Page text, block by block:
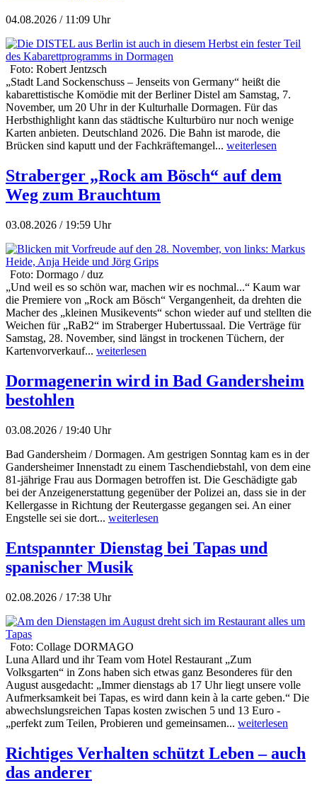
04.08.2026 / 11:09 Uhr
Foto: Robert Jentzsch
„Stadt Land Sockenschuss – Jenseits von Germany“ heißt die
kabarettistische Komödie mit der Berliner Distel am Samstag, 7.
November, um 20 Uhr in der Kulturhalle Dormagen. Für das
Herbsthighlight kann das städtische Kulturbüro nur noch wenige
Karten anbieten. Deutschland 2026. Die Bahn ist marode, die
Brücken sind kaputt und der Fachkräftemangel... weiterlesen
Straberger „Rock am Bösch“ auf dem
Weg zum Brauchtum
03.08.2026 / 19:59 Uhr
Foto: Dormago / duz
„Und weil es so schön war, machen wir es nochmal...“ Kaum war
die Premiere von „Rock am Bösch“ Vergangenheit, da drehten die
Macher des „kleinen Musikevents“ schon wieder auf und stellten die
Weichen für „RaB2“ im Straberger Hubertussaal. Die Verträge für
Samstag, 28. November, sind längst in trockenen Tüchern, der
Kartenvorverkauf... weiterlesen
Dormagenerin wird in Bad Gandersheim
bestohlen
03.08.2026 / 19:40 Uhr
Bad Gandersheim / Dormagen. Am gestrigen Sonntag kam es in der
Gandersheimer Innenstadt zu einem Taschendiebstahl, von dem eine
81-jährige Frau aus Dormagen betroffen ist. Die Geschädigte gab
bei der Anzeigenerstattung gegenüber der Polizei an, dass sie in der
Kellergasse in Richtung der Reutergasse gegangen sei. An einer
Engstelle sei sie dort... weiterlesen
Entspannter Dienstag bei Tapas und
spanischer Musik
02.08.2026 / 17:38 Uhr
Foto: Collage DORMAGO
Luna Allard und ihr Team vom Hotel Restaurant „Zum
Volksgarten“ in Zons haben sich etwas ganz Besonderes für den
August ausgedacht: „Immer dienstags ab 17 Uhr liegt unsere volle
Aufmerksamkeit bei Tapas, es wird dann kein à la carte geben.“ Die
abwechslungsreichen Tapas kosten zwischen 5 und 13 Euro -
„perfekt zum Teilen, Probieren und gemeinsamen... weiterlesen
Richtiges Verhalten schützt Leben – auch
das anderer